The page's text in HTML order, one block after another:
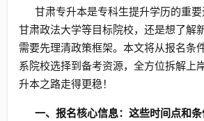
甘肃专升本是专科生提升学历的重
甘肃政法大学等目标院校，还是想了解
需要先理清政策框架。本文将从报名条
系院校选择到备考资源，全方位拆解上
升本之路走得更稳！
一、报名核心信息：这些时间点和